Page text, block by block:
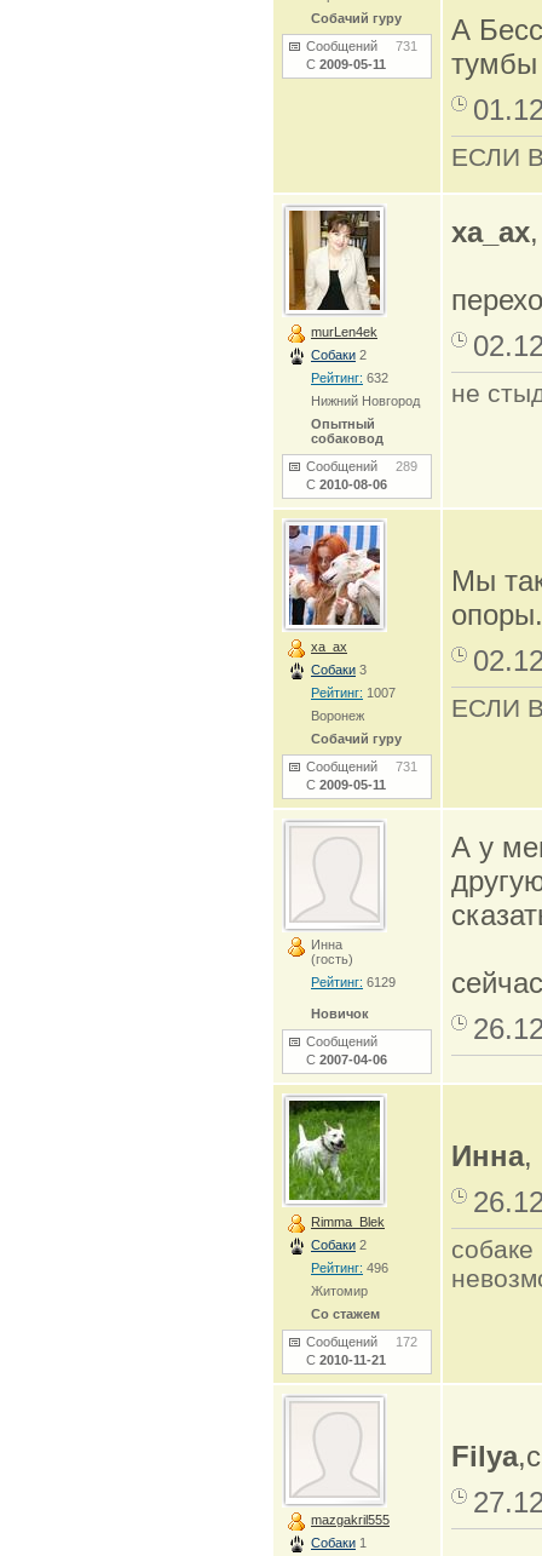
Собачий гуру
Сообщений 731
С 2009-05-11
А
тумбы
ЕСЛИ
murLen4ek
Собаки 2
Рейтинг: 632
Нижний Новгород
Опытный
собаковод
Сообщений 289
С 2010-08-06
xa_ax
не
xa_ax
Собаки 3
Рейтинг: 1007
Воронеж
Собачий гуру
Сообщений 731
С 2009-05-11
Мы
опоры.
ЕСЛИ
Инна
(гость)
Рейтинг: 6129
Новичок
Сообщений
С 2007-04-06
А у
Rimma_Blek
Собаки 2
Рейтинг: 496
Житомир
Со стажем
Сообщений 172
С 2010-11-21
Инна,
mazgakril555
Собаки 1
Filya